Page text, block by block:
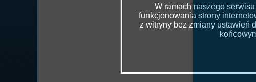
W ramach naszego
funkcjonowania strony
z witryny bez zmiany ustawień